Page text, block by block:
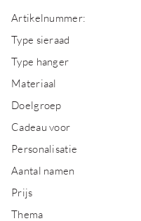
Artikelnummer:
Type sieraad
Type hanger
Materiaal
Doelgroep
Cadeau voor
Personalisatie
Aantal namen
Prijs
Thema